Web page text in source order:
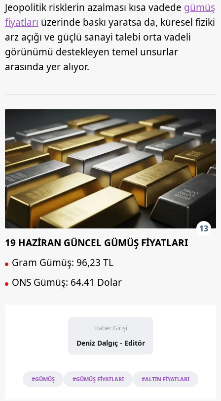
Jeopolitik risklerin azalması kısa vadede gümüş
fiyatları üzerinde baskı yaratsa da, küresel fiziki
arz açığı ve güçlü sanayi talebi orta vadeli
görünümü destekleyen temel unsurlar
arasında yer alıyor.
13
19 HAZİRAN GÜNCEL GÜMÜŞ FİYATLARI
Gram Gümüş: 96,23 TL
ONS Gümüş: 64.41 Dolar
Haber Girişi
Deniz Dalgıç - Editör
#GÜMÜŞ #GÜMÜŞ FİYATLARI #ALTIN FİYATLARI